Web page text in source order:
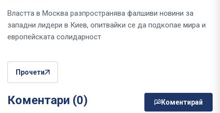
Властта в Москва разпространява фалшиви новини за
западни лидери в Киев, опитвайки се да подкопае мира и
европейската солидарност
Прочети
Коментари (0) Коментирай